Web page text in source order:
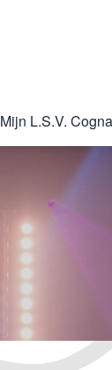
Mijn L.S.V.